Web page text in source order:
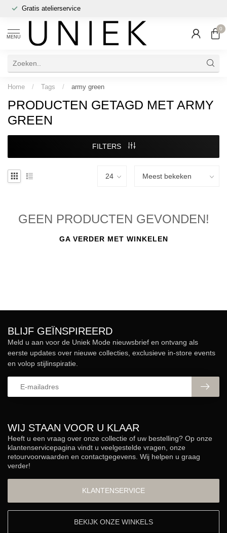
Gratis atelierservice
MENU
0
Home / Tags / army green
PRODUCTEN GETAGD MET ARMY
GREEN
FILTERS
GEEN PRODUCTEN GEVONDEN!
GA VERDER MET WINKELEN
WIJ STAAN VOOR U KLAAR
Heeft u een vraag over onze collectie of uw bestelling? Op onze
klantenservicepagina vindt u veelgestelde vragen, onze
retourvoorwaarden en contactgegevens. Wij helpen u graag
verder!
KLANTENSERVICE
BEKIJK ONZE WINKELS
BLIJF GEÏNSPIREERD
Meld u aan voor de Uniek Mode nieuwsbrief en ontvang als
eerste updates over nieuwe collecties, exclusieve in-store events
en volop stijlinspiratie.